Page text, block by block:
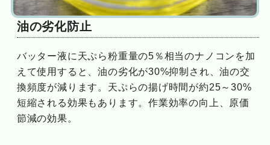
油の劣化防止
バッター液に天ぷら粉重量の5％相当のナノコンを加
えて使用すると、油の劣化が30%抑制され、油の交
換頻度が減ります。天ぷらの揚げ時間が約25～30%
短縮される効果もあります。作業効率の向上、原価
節減の効果。